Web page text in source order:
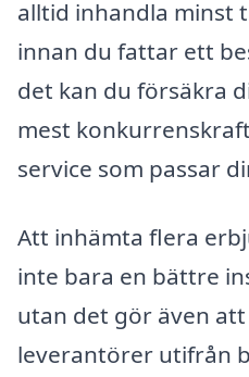
alltid inhandla minst
innan du fattar ett
det kan du försäkra
mest
service som passar
Att inhämta flera
inte bara en bättre
utan det gör även
leverantörer utifrån